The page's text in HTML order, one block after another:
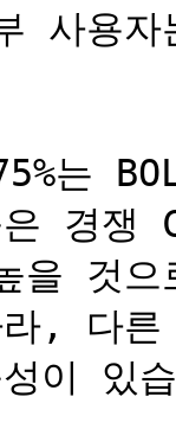
사용
는
경쟁
을 것
, 다
이 있